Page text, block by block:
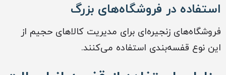
استفاده در فروشگاه‌های بزرگ
فروشگاه‌های زنجیره‌ای برای مدیریت کالاهای حجیم از
این نوع قفسه‌بندی استفاده می‌کنند.